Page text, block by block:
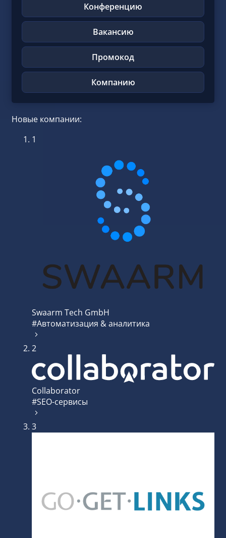
Конференцию
Вакансию
Промокод
Компанию
Новые компании:
1
Swaarm Tech GmbH
#Автоматизация & аналитика
2
Collaborator
#SEO-сервисы
3